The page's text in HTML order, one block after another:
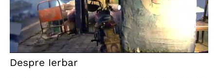
Despre Ierbar